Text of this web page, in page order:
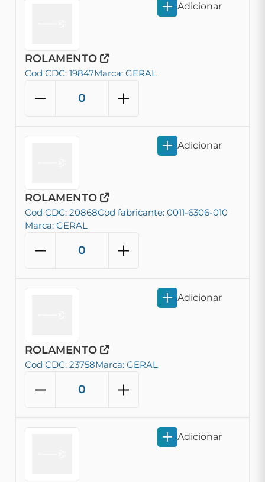
ROLAMENTO
Cod CDC: 19847Marca: GERAL
Adicionar
ROLAMENTO
Cod CDC: 20868Cod fabricante: 0011-6306-010
Marca: GERAL
Adicionar
ROLAMENTO
Cod CDC: 23758Marca: GERAL
Adicionar
Adicionar